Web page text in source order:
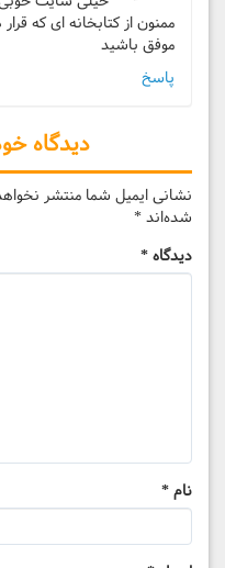
ممنون از کتابخانه ای که قرار
موفق باشید
پاسخ
دیدگاه
نشانی ایمیل شما منتشر
شده‌اند *
دیدگاه *
نام *